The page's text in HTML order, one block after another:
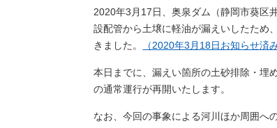
2020年3月17日、奥泉ダム（静岡市葵区
設配管から土壌に軽油が漏えいしたため
きました。
（2020年3月18日お知らせ済み
本日までに、漏えい箇所の土砂排除・埋
の通常運行が再開いたします。
なお、今回の事象による河川ほか周囲へ